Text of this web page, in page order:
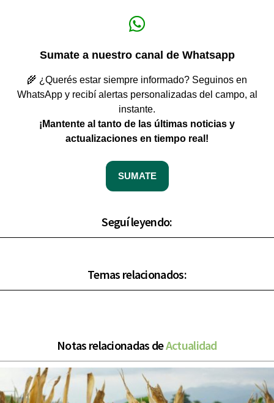
Sumate a nuestro canal de Whatsapp
🌾 ¿Querés estar siempre informado? Seguinos en
WhatsApp y recibí alertas personalizadas del campo, al
instante.
¡Mantente al tanto de las últimas noticias y
actualizaciones en tiempo real!
SUMATE
Seguí leyendo:
Temas relacionados:
Notas relacionadas deActualidad